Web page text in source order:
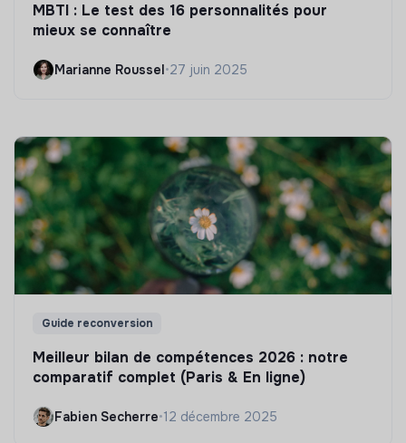
MBTI : Le test des 16 personnalités pour
mieux se connaître
Marianne Roussel•27 juin 2025
Guide reconversion
Meilleur bilan de compétences 2026 : notre
comparatif complet (Paris & En ligne)
Fabien Secherre•12 décembre 2025